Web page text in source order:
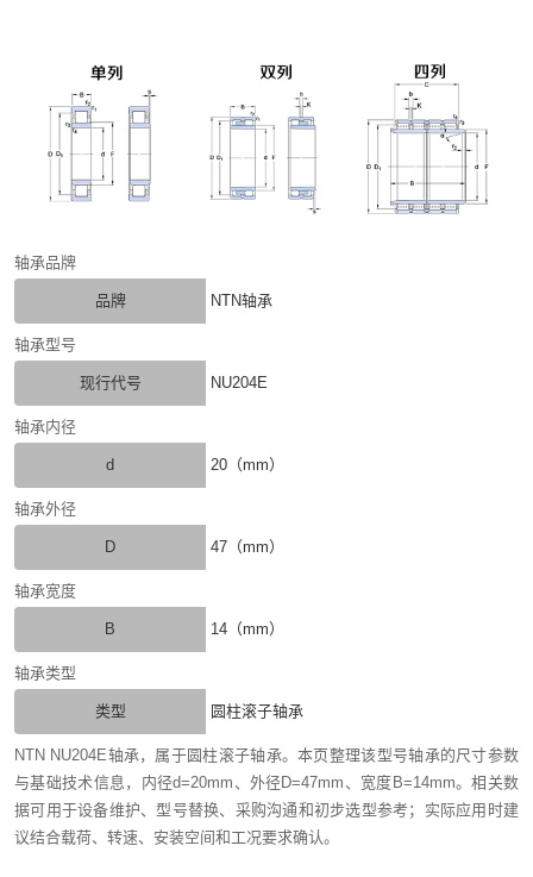
轴承品牌
品牌 NTN轴承
轴承型号
现行代号 NU204E
轴承内径
d 20（mm）
轴承外径
D 47（mm）
轴承宽度
B 14（mm）
轴承类型
类型 圆柱滚子轴承
NTN NU204E轴承，属于圆柱滚子轴承。本页整理该型号轴承的尺寸参数
与基础技术信息，内径d=20mm、外径D=47mm、宽度B=14mm。相关数
据可用于设备维护、型号替换、采购沟通和初步选型参考；实际应用时建
议结合载荷、转速、安装空间和工况要求确认。